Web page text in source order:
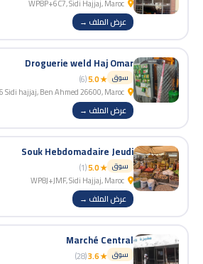
عرض الملف →
Droguerie weld Haj Omar
سوق ★ 5.0
(6)
عرض الملف →
Souk Hebdomadaire Jeudi
سوق ★ 5.0
(1)
عرض الملف →
Marché Central
سوق ★ 3.6
(28)